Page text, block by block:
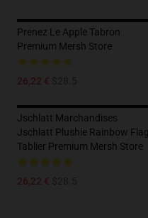
Prenez Le Apple Tabron
Premium Mersh Store
26,22 €
Jschlatt Marchandises
Jschlatt Plushie Rainbow Flag
Tablier Premium Mersh Store
26,22 €